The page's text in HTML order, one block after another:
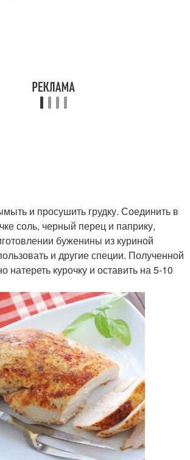
и просушить грудку. Соединить в
соль, черный перец и паприку,
буженины из куриной
и другие специи. Полученной
натереть курочку и оставить на 5-10